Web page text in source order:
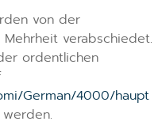
von der
verabschiedet.
ordentlichen
German/4000/haupt